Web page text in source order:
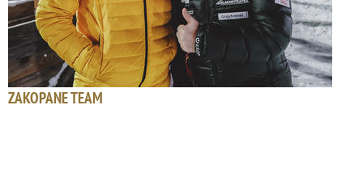
ZAKOPANE TEAM